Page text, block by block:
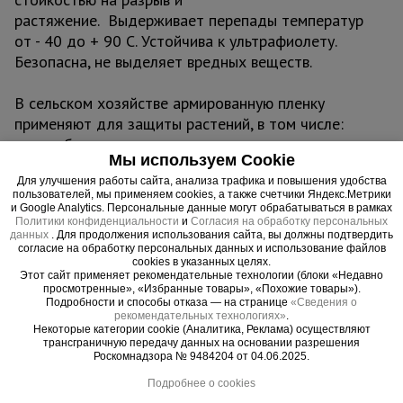
растяжение. Выдерживает перепады температур
от - 40 до + 90 С. Устойчива к ультрафиолету.
Безопасна, не выделяет вредных веществ.
В сельском хозяйстве армированную пленку
применяют для защиты растений, в том числе:
- для оборудования парников и теплиц;
- для их укрытия и создания необходимого
микроклимата;
- для защиты от неблагоприятных погодных
условий, сильного ветра и града.
В строительстве армированную пленку чаще
всего используют для:
- гидроизоляции кровли и стен зданий;
- укрытия и хранения строительных материалов и
оборудования, их защиты от влаги и осадков;
- теплоизоляции бытовок и рабочих мест на
Мы используем Cookie
Для улучшения работы сайта, анализа трафика и повышения удобства
пользователей, мы применяем cookies, а также счетчики Яндекс.Метрики
и Google Analytics. Персональные данные могут обрабатываться в рамках
Политики конфиденциальности и Согласия на обработку персональных
данных
. Для продолжения использования сайта, вы должны подтвердить
согласие на обработку персональных данных и использование файлов
cookies в указанных целях.
Этот сайт применяет рекомендательные технологии (блоки «Недавно
просмотренные», «Избранные товары», «Похожие товары»).
Подробности и способы отказа — на странице «Сведения о
рекомендательных технологиях»
Некоторые категории cookie (Аналитика, Реклама) осуществляют
трансграничную передачу данных на основании разрешения
Роскомнадзора № 9484204 от 04.06.2025.
Подробнее о cookies